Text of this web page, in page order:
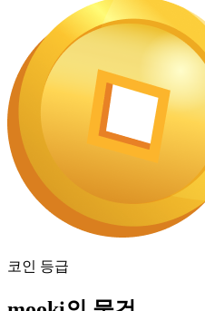
코인 등급